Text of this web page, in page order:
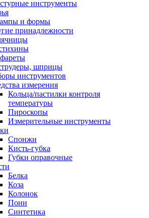
инструменты
и формы
принадлежности
шприцы
инструментов
измерения
Кольца/пастилки контроля
температуры
Пироскопы
Измерительные инструменты
Спонжи
Кисть-губка
Губки оправочные
Белка
Коза
Колонок
Пони
Синтетика